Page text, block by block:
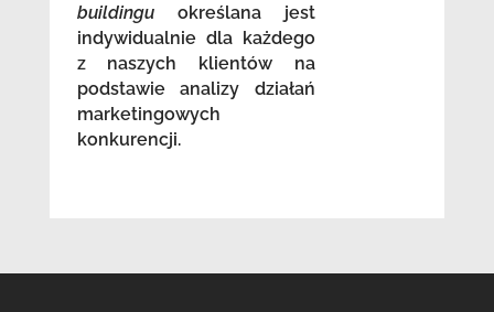
buildingu określana jest
indywidualnie dla każdego
z naszych klientów na
podstawie analizy działań
marketingowych
konkurencji.